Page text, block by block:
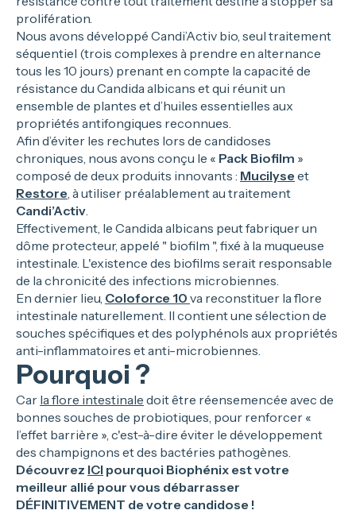
prolifération.
Nous avons développé Candi’Activ bio, seul traitement
séquentiel (trois complexes à prendre en alternance
tous les 10 jours) prenant en compte la capacité de
résistance du Candida albicans et qui réunit un
ensemble de plantes et d’huiles essentielles aux
propriétés antifongiques reconnues.
Afin d’éviter les rechutes lors de candidoses
chroniques, nous avons conçu le « Pack Biofilm »
composé de deux produits innovants : Mucilyse et
Restore, à utiliser préalablement au traitement
Candi’Activ.
Effectivement, le Candida albicans peut fabriquer un
dôme protecteur, appelé " biofilm ", fixé à la muqueuse
intestinale. L'existence des biofilms serait responsable
de la chronicité des infections microbiennes.
En dernier lieu, Coloforce 10 va reconstituer la flore
intestinale naturellement. Il contient une sélection de
souches spécifiques et des polyphénols aux propriétés
anti-inflammatoires et anti-microbiennes.
Pourquoi ?
Car la flore intestinale doit être réensemencée avec de
bonnes souches de probiotiques, pour renforcer «
l’effet barrière », c'est-à-dire éviter le développement
des champignons et des bactéries pathogènes.
Découvrez ICI pourquoi Biophénix est votre
meilleur allié pour vous débarrasser
DÉFINITIVEMENT de votre candidose !